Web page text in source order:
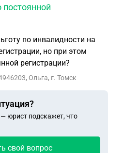
по инвалидности на
но при этом
регистрации?
Ольга, г. Томск
юрист подскажет, что
свой вопрос